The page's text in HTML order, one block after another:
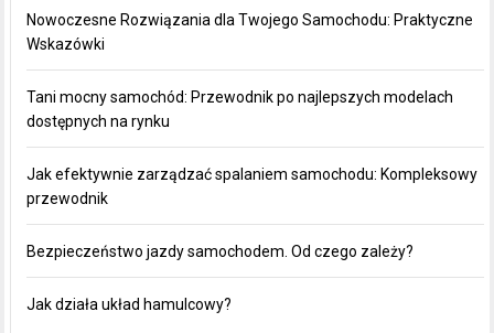
Nowoczesne Rozwiązania dla Twojego Samochodu: Praktyczne
Wskazówki
Tani mocny samochód: Przewodnik po najlepszych modelach
dostępnych na rynku
Jak efektywnie zarządzać spalaniem samochodu: Kompleksowy
przewodnik
Bezpieczeństwo jazdy samochodem. Od czego zależy?
Jak działa układ hamulcowy?